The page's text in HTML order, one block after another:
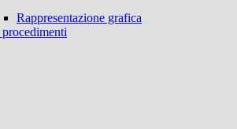
Rappresentazione grafica